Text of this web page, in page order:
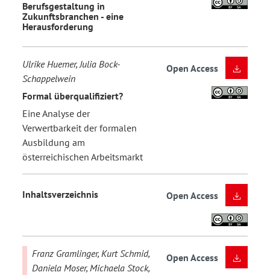
Berufsgestaltung in
Zukunftsbranchen - eine
Herausforderung
Ulrike Huemer, Julia Bock-
Schappelwein
Formal überqualifiziert?
Eine Analyse der
Verwertbarkeit der formalen
Ausbildung am
österreichischen Arbeitsmarkt
Open Access
Inhaltsverzeichnis Open Access
Franz Gramlinger, Kurt Schmid,
Daniela Moser, Michaela Stock,
Open Access